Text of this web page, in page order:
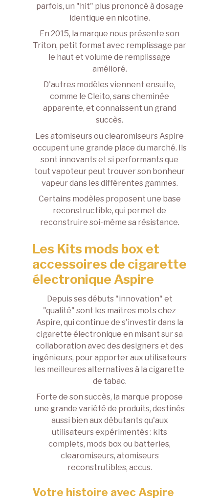
parfois, un "hit" plus prononcé à dosage
identique en nicotine.
En 2015, la marque nous présente son
Triton, petit format avec remplissage par
le haut et volume de remplissage
amélioré.
D'autres modèles viennent ensuite,
comme le Cleito, sans cheminée
apparente, et connaissent un grand
succès.
Lesatomiseursou clearomiseurs Aspire
occupent une grande place du marché. Ils
sont innovants et si performants que
tout vapoteur peut trouver son bonheur
vapeur dans les différentes gammes.
Certains modèles proposent une base
reconstructible, qui permet de
reconstruire soi-même sa résistance.
Les Kits mods box et
accessoires de cigarette
électronique Aspire
Depuis ses débuts "innovation" et
"qualité" sont les maîtres mots chez
Aspire, qui continue de s'investir dans la
cigarette électronique en misant sur sa
collaboration avec des designers et des
ingénieurs, pour apporter aux utilisateurs
les meilleures alternatives à la cigarette
de tabac.
Forte de son succès, la marque propose
une grande variété de produits, destinés
aussi bien aux débutants qu'aux
utilisateurs expérimentés : kits
complets, mods box ou batteries,
clearomiseurs, atomiseurs
reconstrutibles, accus.
Votre histoire avec Aspire